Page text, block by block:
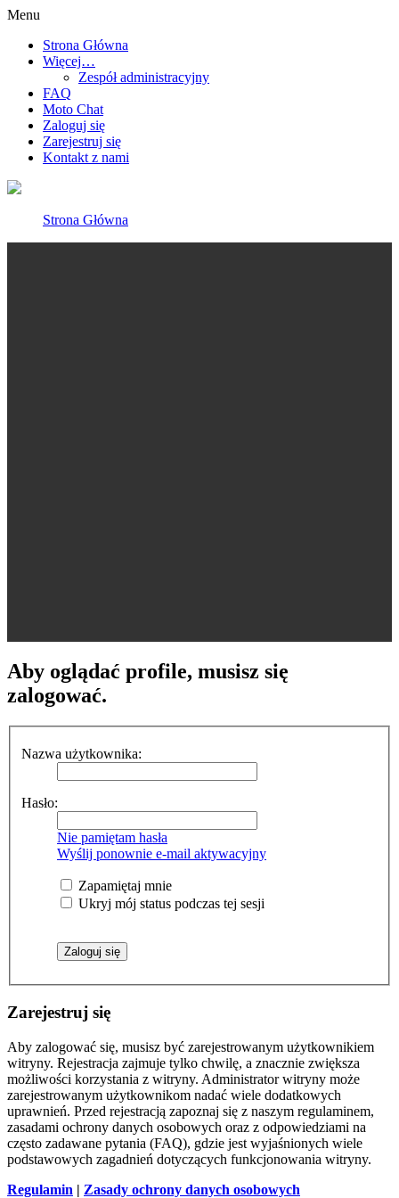
Menu
Strona Główna
Więcej…
Zespół administracyjny
FAQ
Moto Chat
Zaloguj się
Zarejestruj się
Kontakt z nami
Strona Główna
Aby oglądać profile, musisz się
zalogować.
Nazwa użytkownika:
Hasło:
Nie pamiętam hasła
Wyślij ponownie e-mail aktywacyjny
Zapamiętaj mnie
Ukryj mój status podczas tej sesji
Zarejestruj się
Aby zalogować się, musisz być zarejestrowanym użytkownikiem
witryny. Rejestracja zajmuje tylko chwilę, a znacznie zwiększa
możliwości korzystania z witryny. Administrator witryny może
zarejestrowanym użytkownikom nadać wiele dodatkowych
uprawnień. Przed rejestracją zapoznaj się z naszym regulaminem,
zasadami ochrony danych osobowych oraz z odpowiedziami na
często zadawane pytania (FAQ), gdzie jest wyjaśnionych wiele
podstawowych zagadnień dotyczących funkcjonowania witryny.
Regulamin | Zasady ochrony danych osobowych